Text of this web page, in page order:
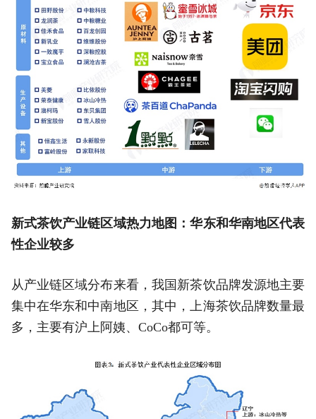
新式茶饮产业链区域热力地图：华东和华南地区代表
性企业较多
从产业链区域分布来看，我国新茶饮品牌发源地主要
集中在华东和中南地区，其中，上海茶饮品牌数量最
多，主要有沪上阿姨、CoCo都可等。